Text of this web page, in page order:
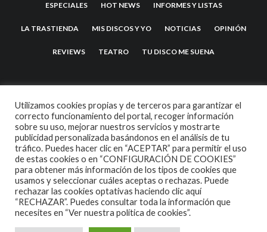
ESPECIALES HOT NEWS INFORMES Y LISTAS
LA TRASTIENDA MIS DISCOS Y YO NOTICIAS OPINIÓN
REVIEWS TEATRO TU DISCO ME SUENA
2007 COPYRIGHT -CODETIPITHEME
Utilizamos cookies propias y de terceros para garantizar el
correcto funcionamiento del portal, recoger información
sobre su uso, mejorar nuestros servicios y mostrarte
publicidad personalizada basándonos en el análisis de tu
tráfico. Puedes hacer clic en “ACEPTAR” para permitir el uso
de estas cookies o en “CONFIGURACIÓN DE COOKIES”
para obtener más información de los tipos de cookies que
usamos y seleccionar cuáles aceptas o rechazas. Puede
rechazar las cookies optativas haciendo clic aquí
“RECHAZAR”. Puedes consultar toda la información que
necesites en “Ver nuestra política de cookies”.